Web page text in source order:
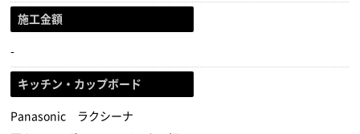
施工金額
-
キッチン・カップボード
Panasonic ラクシーナ